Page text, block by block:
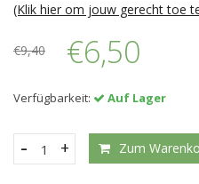
(Klik hier om jouw gerecht toe
€9,40 €6,50
Verfügbarkeit: Auf Lager
+
- Zum